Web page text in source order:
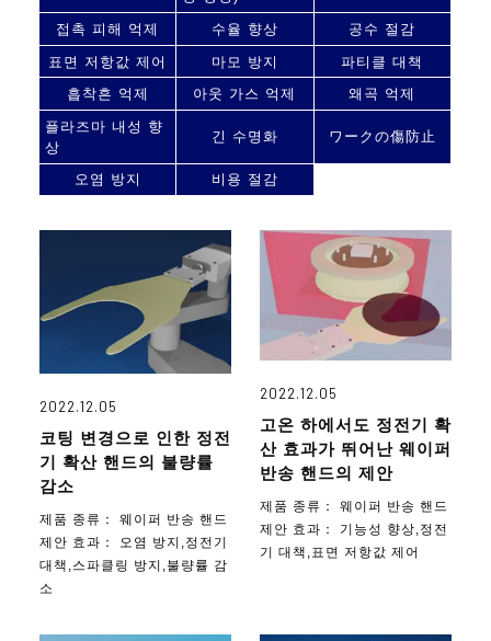
접촉 피해 억제 수율 향상
공수 절감
표면 저항값 제어
마모 방지
파티클 대책
흡착흔 억제
아웃 가스 억제
왜곡 억제
플라즈마 내성 향
상
긴 수명화 ワークの傷防止
오염 방지 비용 절감
2022.12.05
코팅 변경으로 인한 정전
기 확산 핸드의 불량률
감소
제품 종류： 웨이퍼 반송 핸드
제안 효과：
오염 방지,정전기
대책,스파클링 방지,불량률 감
소
2022.12.05
고온 하에서도 정전기 확
산 효과가 뛰어난 웨이퍼
반송 핸드의 제안
제품 종류：웨이퍼 반송 핸드
제안 효과： 기능성 향상,정전
기 대책,표면 저항값 제어